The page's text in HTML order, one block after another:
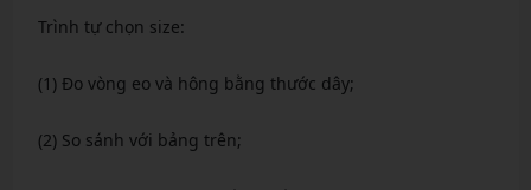
Trình tự chọn size:
(1) Đo vòng eo và hông bằng thước dây;
(2) So sánh với bảng trên;